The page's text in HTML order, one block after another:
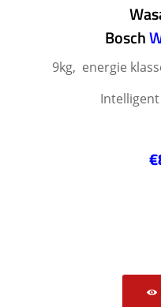
Bosch
9kg, energie